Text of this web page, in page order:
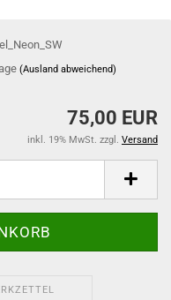
(Ausland abweichend)
75,00 EUR
inkl. 19% MwSt. zzgl. Versand